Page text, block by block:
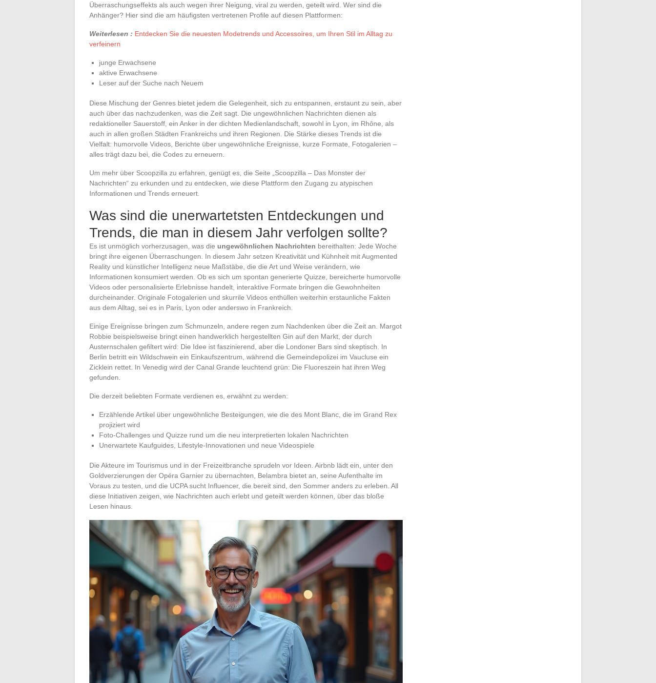
Überraschungseffekts als auch wegen ihrer Neigung, viral zu werden, geteilt wird. Wer sind die
Anhänger? Hier sind die am häufigsten vertretenen Profile auf diesen Plattformen:
Weiterlesen : Entdecken Sie die neuesten Modetrends und Accessoires, um Ihren Stil im Alltag zu
verfeinern
junge Erwachsene
aktive Erwachsene
Leser auf der Suche nach Neuem
Diese Mischung der Genres bietet jedem die Gelegenheit, sich zu entspannen, erstaunt zu sein, aber
auch über das nachzudenken, was die Zeit sagt. Die ungewöhnlichen Nachrichten dienen als
redaktioneller Sauerstoff, ein Anker in der dichten Medienlandschaft, sowohl in Lyon, im Rhône, als
auch in allen großen Städten Frankreichs und ihren Regionen. Die Stärke dieses Trends ist die
Vielfalt: humorvolle Videos, Berichte über ungewöhnliche Ereignisse, kurze Formate, Fotogalerien –
alles trägt dazu bei, die Codes zu erneuern.
Um mehr über Scoopzilla zu erfahren, genügt es, die Seite „Scoopzilla – Das Monster der
Nachrichten“ zu erkunden und zu entdecken, wie diese Plattform den Zugang zu atypischen
Informationen und Trends erneuert.
Was sind die unerwartetsten Entdeckungen und
Trends, die man in diesem Jahr verfolgen sollte?
Es ist unmöglich vorherzusagen, was die ungewöhnlichen Nachrichten bereithalten: Jede Woche
bringt ihre eigenen Überraschungen. In diesem Jahr setzen Kreativität und Kühnheit mit Augmented
Reality und künstlicher Intelligenz neue Maßstäbe, die die Art und Weise verändern, wie
Informationen konsumiert werden. Ob es sich um spontan generierte Quizze, bereicherte humorvolle
Videos oder personalisierte Erlebnisse handelt, interaktive Formate bringen die Gewohnheiten
durcheinander. Originale Fotogalerien und skurrile Videos enthüllen weiterhin erstaunliche Fakten
aus dem Alltag, sei es in Paris, Lyon oder anderswo in Frankreich.
Einige Ereignisse bringen zum Schmunzeln, andere regen zum Nachdenken über die Zeit an. Margot
Robbie beispielsweise bringt einen handwerklich hergestellten Gin auf den Markt, der durch
Austernschalen gefiltert wird: Die Idee ist faszinierend, aber die Londoner Bars sind skeptisch. In
Berlin betritt ein Wildschwein ein Einkaufszentrum, während die Gemeindepolizei im Vaucluse ein
Zicklein rettet. In Venedig wird der Canal Grande leuchtend grün: Die Fluoreszein hat ihren Weg
gefunden.
Die derzeit beliebten Formate verdienen es, erwähnt zu werden:
Erzählende Artikel über ungewöhnliche Besteigungen, wie die des Mont Blanc, die im Grand Rex
projiziert wird
Foto-Challenges und Quizze rund um die neu interpretierten lokalen Nachrichten
Unerwartete Kaufguides, Lifestyle-Innovationen und neue Videospiele
Die Akteure im Tourismus und in der Freizeitbranche sprudeln vor Ideen. Airbnb lädt ein, unter den
Goldverzierungen der Opéra Garnier zu übernachten, Belambra bietet an, seine Aufenthalte im
Voraus zu testen, und die UCPA sucht Influencer, die bereit sind, den Sommer anders zu erleben. All
diese Initiativen zeigen, wie Nachrichten auch erlebt und geteilt werden können, über das bloße
Lesen hinaus.